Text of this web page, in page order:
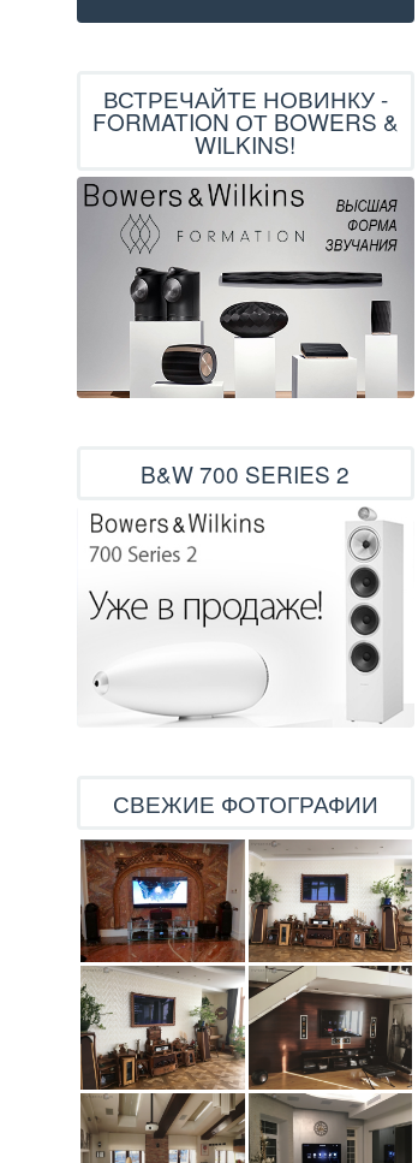
ВСТРЕЧАЙТЕ НОВИНКУ -
FORMATION ОТ BOWERS &
WILKINS!
B&W 700 SERIES 2
СВЕЖИЕ ФОТОГРАФИИ